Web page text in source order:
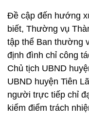
Đề cập đến hướng
biết, Thường vụ
tập thể Ban thường
định đình chỉ công
Chủ tịch UBND
UBND huyện Tiên
người trực tiếp chỉ
kiểm điểm trách